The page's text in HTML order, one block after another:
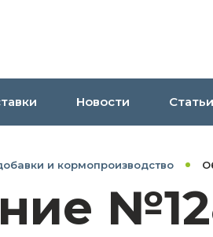
Новости Статьи
и кормопроизводство